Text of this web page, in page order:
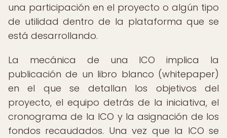
una participación en el proyecto o algún tipo
de utilidad dentro de la plataforma que se
está desarrollando.
La mecánica de una ICO implica la
publicación de un libro blanco (whitepaper)
en el que se detallan los objetivos del
proyecto, el equipo detrás de la iniciativa, el
cronograma de la ICO y la asignación de los
fondos recaudados. Una vez que la ICO se